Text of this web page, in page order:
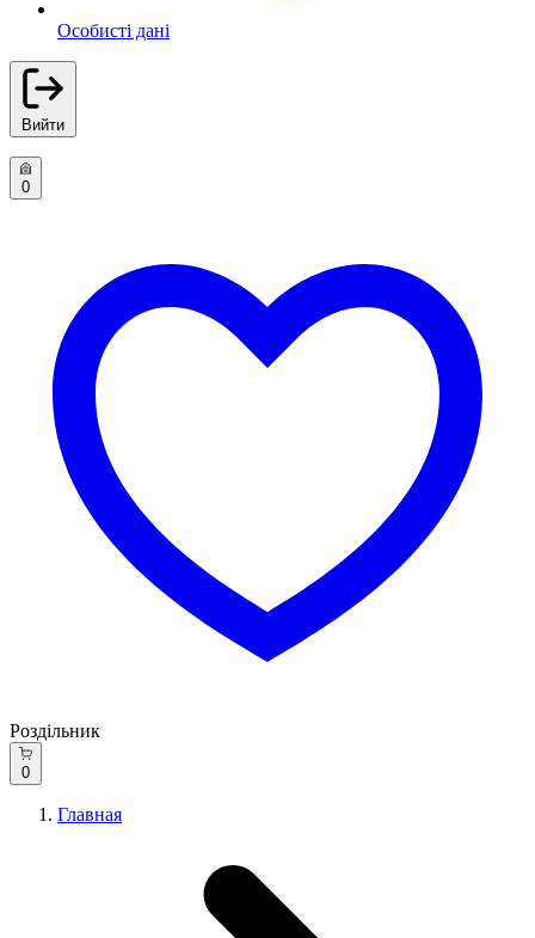
Особисті дані
Вийти
0
Роздільник
0
Главная